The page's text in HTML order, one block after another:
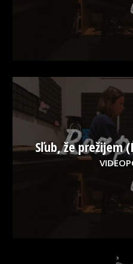
Sľub, že prežijem